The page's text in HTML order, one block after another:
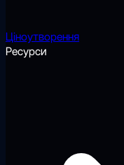
Ціноутворення
Ресурси